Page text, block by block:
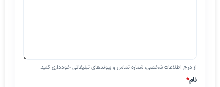
از درج اطلاعات شخصی، شماره تماس و پیوندهای تبلیغاتی خودداری کنید.
نام*